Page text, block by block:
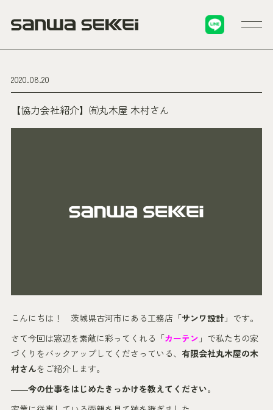
2020.08.20
【協力会社紹介】㈲丸木屋 木村さん
こんにちは！ 茨城県古河市にある工務店「サンワ設計」です。
さて今回は窓辺を素敵に彩ってくれる「カーテン 」で私たちの家
づくりをバックアップしてくださっている、 有限会社丸木屋の木
村さんをご紹介します。
――今の仕事をはじめたきっかけを教えてください。